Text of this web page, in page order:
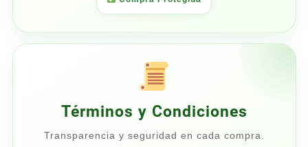
Términos y Condiciones
Transparencia y seguridad en cada compra.